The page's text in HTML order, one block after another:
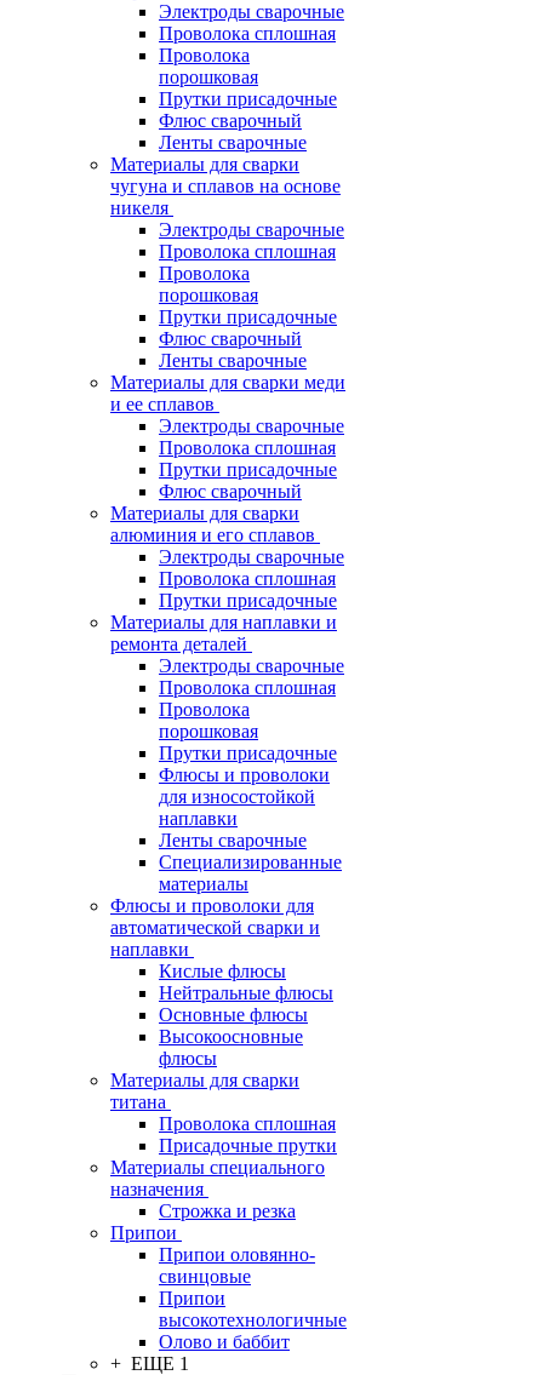
Электроды сварочные
Проволока сплошная
Проволока
порошковая
Прутки присадочные
Флюс сварочный
Ленты сварочные
Материалы для сварки
чугуна и сплавов на основе
никеля
Электроды сварочные
Проволока сплошная
Проволока
порошковая
Прутки присадочные
Флюс сварочный
Ленты сварочные
Материалы для сварки меди
и ее сплавов
Электроды сварочные
Проволока сплошная
Прутки присадочные
Флюс сварочный
Материалы для сварки
алюминия и его сплавов
Электроды сварочные
Проволока сплошная
Прутки присадочные
Материалы для наплавки и
ремонта деталей
Электроды сварочные
Проволока сплошная
Проволока
порошковая
Прутки присадочные
Флюсы и проволоки
для износостойкой
наплавки
Ленты сварочные
Специализированные
материалы
Флюсы и проволоки для
автоматической сварки и
наплавки
Кислые флюсы
Нейтральные флюсы
Основные флюсы
Высокоосновные
флюсы
Материалы для сварки
титана
Проволока сплошная
Присадочные прутки
Материалы специального
назначения
Строжка и резка
Припои
Припои оловянно-
свинцовые
Припои
высокотехнологичные
Олово и баббит
+ ЕЩЕ 1